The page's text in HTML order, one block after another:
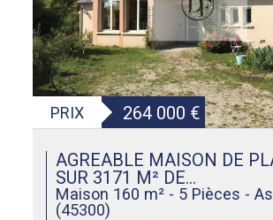
PRIX 264 000 €
AGREABLE MAISON DE
SUR 3171 M² DE...
Maison 160 m² - 5 Pièces -
(45300)